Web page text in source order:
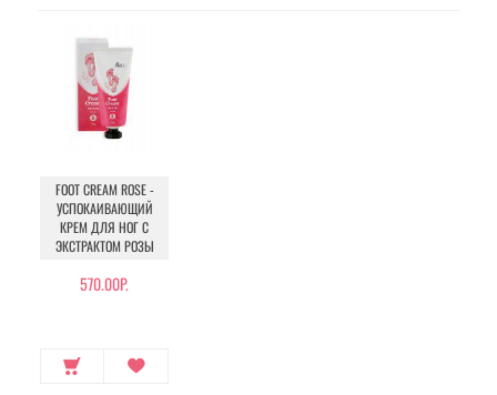
FOOT CREAM ROSE -
УСПОКАИВАЮЩИЙ
КРЕМ ДЛЯ НОГ С
ЭКСТРАКТОМ РОЗЫ
570.00Р.